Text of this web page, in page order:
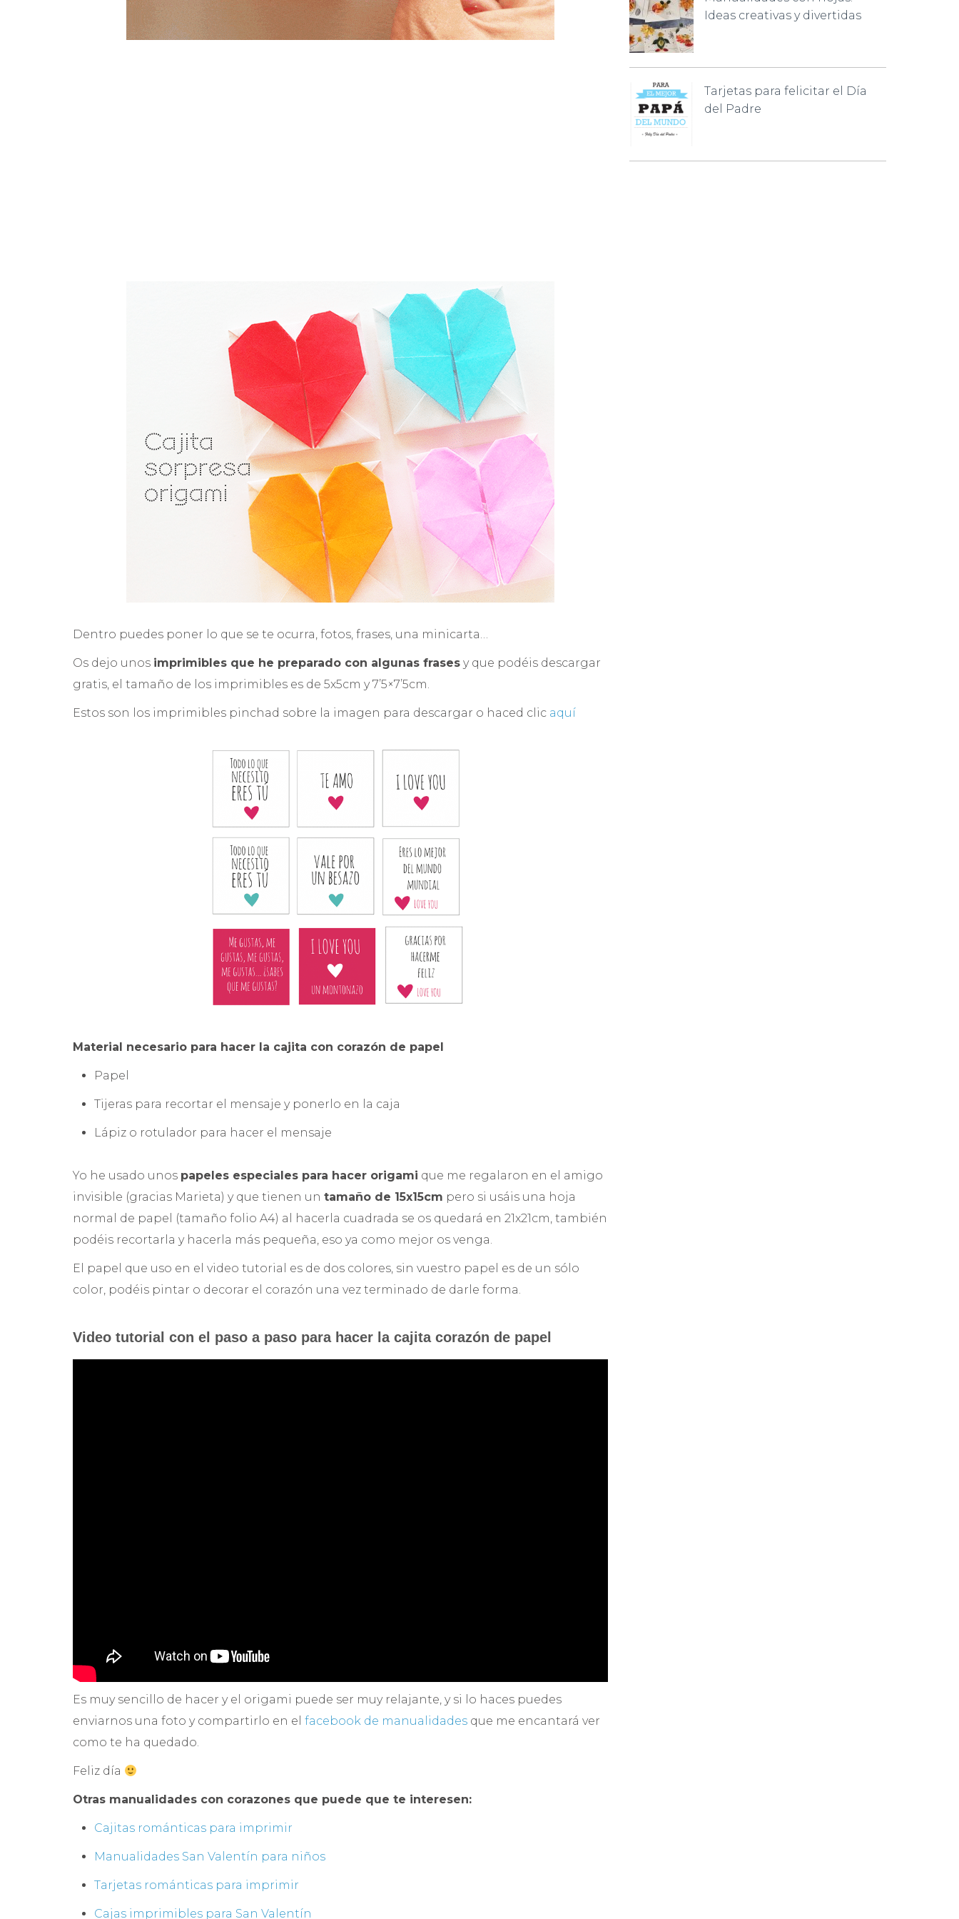
Dentro puedes poner lo que se te ocurra, fotos, frases, una minicarta…
Os dejo unos imprimibles que he preparado con algunas frases y que podéis descargar
gratis, el tamaño de los imprimibles es de 5x5cm y 7’5×7’5cm.
Estos son los imprimibles pinchad sobre la imagen para descargar o haced clic aquí
Material necesario para hacer la cajita con corazón de papel
Papel
Tijeras para recortar el mensaje y ponerlo en la caja
Lápiz o rotulador para hacer el mensaje
Yo he usado unos papeles especiales para hacer origami que me regalaron en el amigo
invisible (gracias Marieta) y que tienen un tamaño de 15x15cm pero si usáis una hoja
normal de papel (tamaño folio A4) al hacerla cuadrada se os quedará en 21x21cm, también
podéis recortarla y hacerla más pequeña, eso ya como mejor os venga.
El papel que uso en el video tutorial es de dos colores, sin vuestro papel es de un sólo
color, podéis pintar o decorar el corazón una vez terminado de darle forma.
Video tutorial con el paso a paso para hacer la cajita corazón de papel
Es muy sencillo de hacer y el origami puede ser muy relajante, y si lo haces puedes
enviarnos una foto y compartirlo en el facebook de manualidades que me encantará ver
como te ha quedado.
Feliz día
Otras manualidades con corazones que puede que te interesen:
Cajitas románticas para imprimir
Manualidades San Valentín para niños
Tarjetas románticas para imprimir
Cajas imprimibles para San Valentín
Ideas creativas y divertidas
Tarjetas para felicitar el Día
del Padre